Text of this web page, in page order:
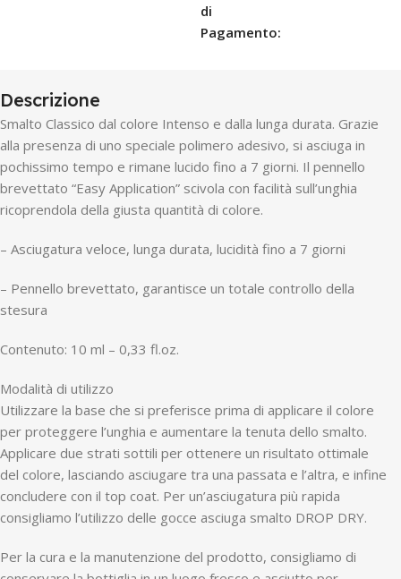
di
Pagamento:
Descrizione
Smalto Classico dal colore Intenso e dalla lunga durata. Grazie
alla presenza di uno speciale polimero adesivo, si asciuga in
pochissimo tempo e rimane lucido fino a 7 giorni. Il pennello
brevettato “Easy Application” scivola con facilità sull’unghia
ricoprendola della giusta quantità di colore.
– Asciugatura veloce, lunga durata, lucidità fino a 7 giorni
– Pennello brevettato, garantisce un totale controllo della
stesura
Contenuto: 10 ml – 0,33 fl.oz.
Modalità di utilizzo
Utilizzare la base che si preferisce prima di applicare il colore
per proteggere l’unghia e aumentare la tenuta dello smalto.
Applicare due strati sottili per ottenere un risultato ottimale
del colore, lasciando asciugare tra una passata e l’altra, e infine
concludere con il top coat. Per un’asciugatura più rapida
consigliamo l’utilizzo delle gocce asciuga smalto DROP DRY.
Per la cura e la manutenzione del prodotto, consigliamo di